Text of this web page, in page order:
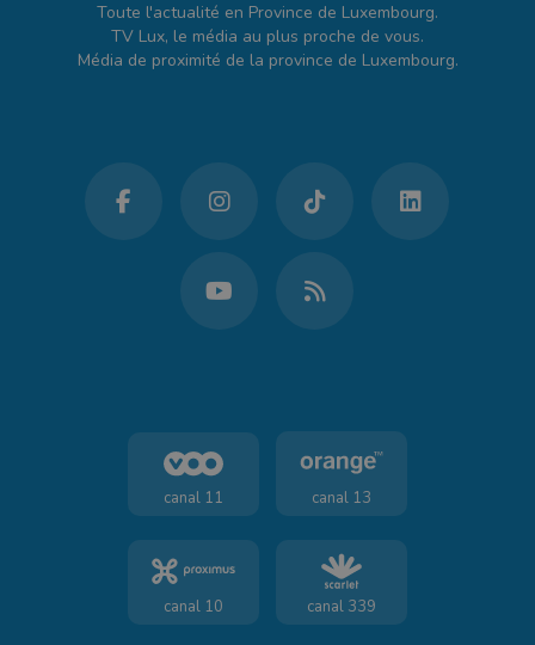
Toute l'actualité en Province de Luxembourg.
TV Lux, le média au plus proche de vous.
Média de proximité de la province de Luxembourg.
canal 11 canal 13
canal 10 canal 339